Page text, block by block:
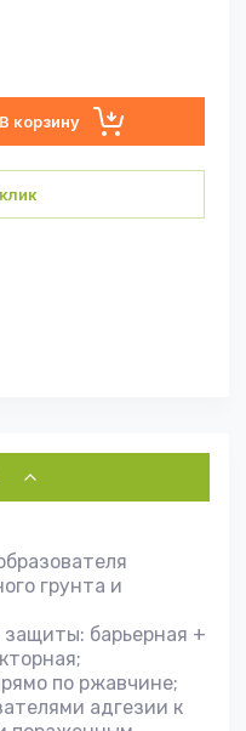
В корзину
грунта и
барьерная +
по ржавчине;
адгезии к